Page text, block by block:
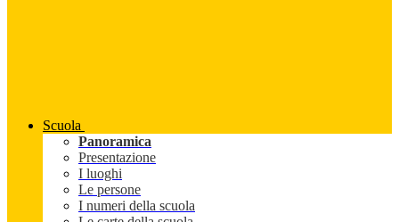
Scuola
Panoramica
Presentazione
I luoghi
Le persone
I numeri della scuola